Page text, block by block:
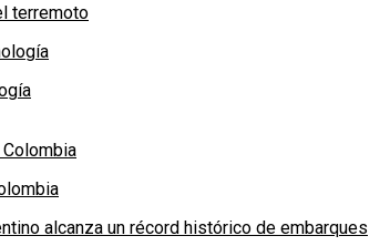
terremoto